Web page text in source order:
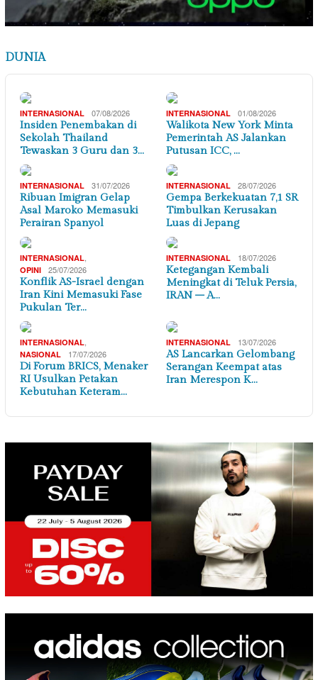
DUNIA
INTERNASIONAL 07/08/2026
Insiden Penembakan di
Sekolah Thailand
Tewaskan 3 Guru dan 3…
INTERNASIONAL 01/08/2026
Walikota New York Minta
Pemerintah AS Jalankan
Putusan ICC, …
INTERNASIONAL 31/07/2026
Ribuan Imigran Gelap
Asal Maroko Memasuki
Perairan Spanyol
INTERNASIONAL 28/07/2026
Gempa Berkekuatan 7,1 SR
Timbulkan Kerusakan
Luas di Jepang
INTERNASIONAL
OPINI 25/07/2026
Konflik AS-Israel dengan
Iran Kini Memasuki Fase
Pukulan Ter…
INTERNASIONAL 18/07/2026
Ketegangan Kembali
Meningkat di Teluk Persia,
IRAN – A…
INTERNASIONAL
NASIONAL 17/07/2026
Di Forum BRICS, Menaker
RI Usulkan Petakan
Kebutuhan Keteram…
INTERNASIONAL 13/07/2026
AS Lancarkan Gelombang
Serangan Keempat atas
Iran Merespon K…